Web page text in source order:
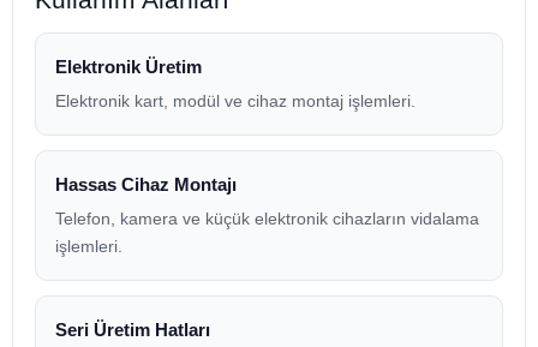
Elektronik Üretim
Elektronik kart, modül ve cihaz montaj işlemleri.
Hassas Cihaz Montajı
Telefon, kamera ve küçük elektronik cihazların vidalama
işlemleri.
Seri Üretim Hatları